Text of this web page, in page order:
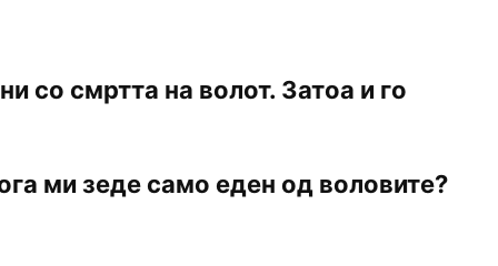
со смртта на волот. Затоа и го
ми зеде само еден од воловите?